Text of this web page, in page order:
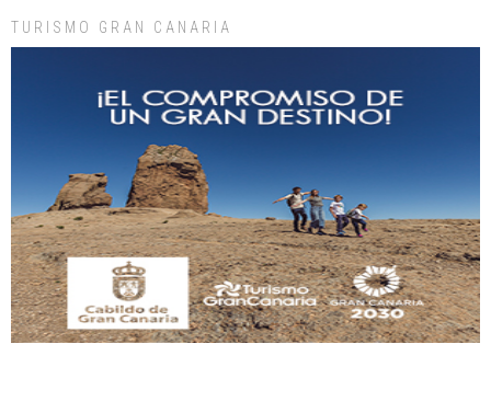
Gato manso encontrado
Este gato macho ha aparecido en la calle hace menos de un mes, es muy
manso y extremadamente cari...
Leales.org » Gran Canaria | 9.7.2025
TURISMO GRAN CANARIA